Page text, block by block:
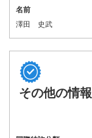
名前
澤田 史武
その他の情報